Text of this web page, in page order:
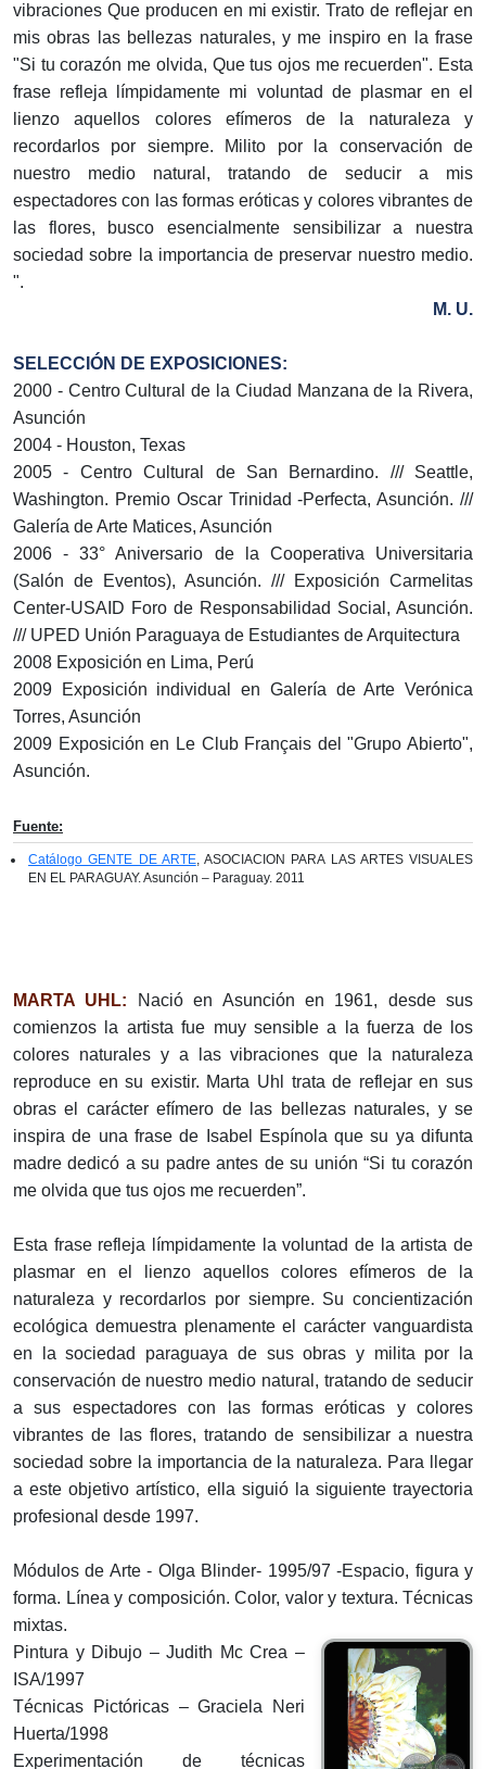
vibraciones Que producen en mi existir. Trato de reflejar en
mis obras las bellezas naturales, y me inspiro en la frase
"Si tu corazón me olvida, Que tus ojos me recuerden". Esta
frase refleja límpidamente mi voluntad de plasmar en el
lienzo aquellos colores efímeros de la naturaleza y
recordarlos por siempre. Milito por la conservación de
nuestro medio natural, tratando de seducir a mis
espectadores con las formas eróticas y colores vibrantes de
las flores, busco esencialmente sensibilizar a nuestra
sociedad sobre la importancia de preservar nuestro medio.
".
M. U.
SELECCIÓN DE EXPOSICIONES:
2000 - Centro Cultural de la Ciudad Manzana de la Rivera,
Asunción
2004 - Houston, Texas
2005 - Centro Cultural de San Bernardino. /// Seattle,
Washington. Premio Oscar Trinidad -Perfecta, Asunción. ///
Galería de Arte Matices, Asunción
2006 - 33° Aniversario de la Cooperativa Universitaria
(Salón de Eventos), Asunción. /// Exposición Carmelitas
Center-USAID Foro de Responsabilidad Social, Asunción.
/// UPED Unión Paraguaya de Estudiantes de Arquitectura
2008 Exposición en Lima, Perú
2009 Exposición individual en Galería de Arte Verónica
Torres, Asunción
2009 Exposición en Le Club Français del "Grupo Abierto",
Asunción.
Fuente:
Catálogo GENTE DE ARTE, ASOCIACION PARA LAS ARTES VISUALES
EN EL PARAGUAY. Asunción – Paraguay. 2011
MARTA UHL:
Nació en Asunción en 1961, desde sus
comienzos la artista fue muy sensible a la fuerza de los
colores naturales y a las vibraciones que la naturaleza
reproduce en su existir. Marta Uhl trata de reflejar en sus
obras el carácter efímero de las bellezas naturales, y se
inspira de una frase de Isabel Espínola que su ya difunta
madre dedicó a su padre antes de su unión “Si tu corazón
me olvida que tus ojos me recuerden”.
Esta frase refleja límpidamente la voluntad de la artista de
plasmar en el lienzo aquellos colores efímeros de la
naturaleza y recordarlos por siempre. Su concientización
ecológica demuestra plenamente el carácter vanguardista
en la sociedad paraguaya de sus obras y milita por la
conservación de nuestro medio natural, tratando de seducir
a sus espectadores con las formas eróticas y colores
vibrantes de las flores, tratando de sensibilizar a nuestra
sociedad sobre la importancia de la naturaleza. Para llegar
a este objetivo artístico, ella siguió la siguiente trayectoria
profesional desde 1997.
Módulos de Arte - Olga Blinder- 1995/97 -Espacio, figura y
forma. Línea y composición. Color, valor y textura. Técnicas
mixtas.
Pintura y Dibujo – Judith Mc Crea –
ISA/1997
Técnicas Pictóricas – Graciela Neri
Huerta/1998
Experimentación de técnicas